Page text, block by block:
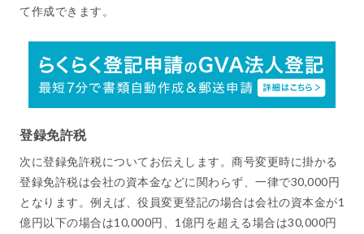
て作成できます。
登録免許税
次に登録免許税についてお伝えします。商号変更時に掛かる
登録免許税は会社の資本金などに関わらず、一律で30,000円
となります。例えば、役員変更登記の場合は会社の資本金が1
億円以下の場合は10,000円、1億円を超える場合は30,000円